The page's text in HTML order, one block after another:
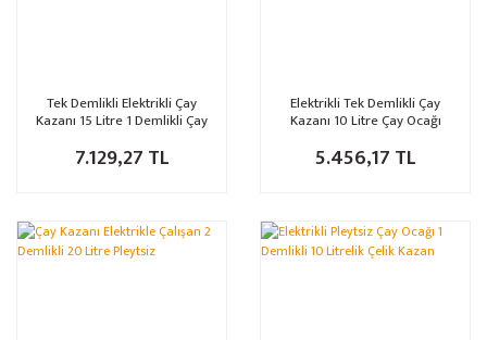
Tek Demlikli Elektrikli Çay
Kazanı 15 Litre 1 Demlikli Çay
7.129,27 TL
Elektrikli Tek Demlikli Çay
Kazanı 10 Litre Çay Ocağı
5.456,17 TL